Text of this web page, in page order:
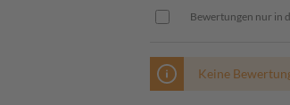
Bewertungen nur in
Keine